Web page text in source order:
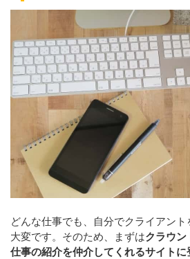
どんな仕事でも、自分でクライアン
大変です。そのため、まずはクラウ
仕事の紹介を仲介してくれるサイトに